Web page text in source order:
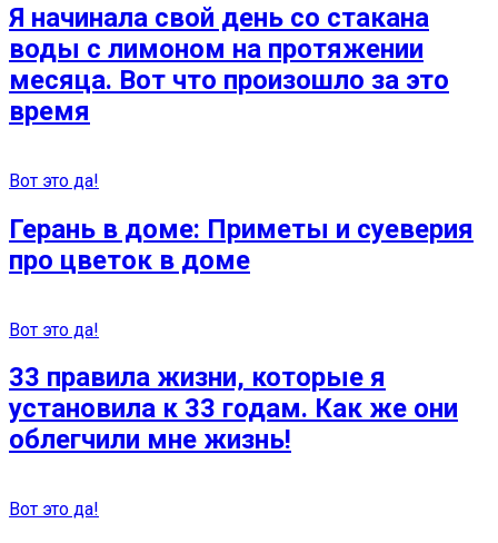
Я начинала свой день со стакана
воды с лимоном на протяжении
месяца. Вот что произошло за это
время
Вот это да!
Герань в доме: Приметы и суеверия
про цветок в доме
Вот это да!
33 правила жизни, которые я
установила к 33 годам. Как же они
облегчили мне жизнь!
Вот это да!